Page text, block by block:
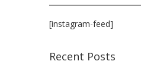
[instagram-feed]
Recent Posts